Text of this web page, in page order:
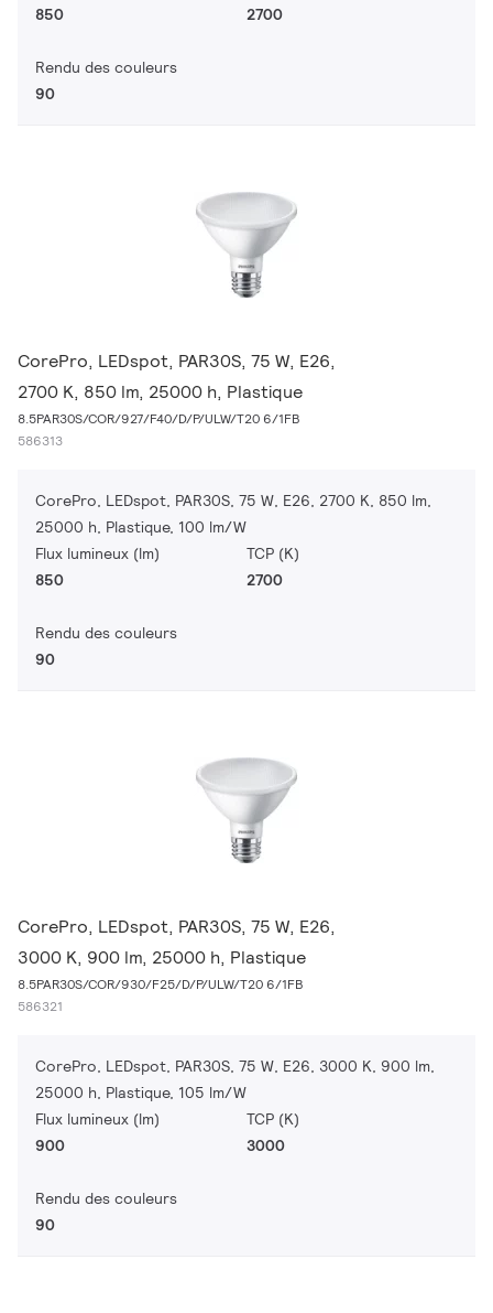
850
2700
Rendu des couleurs
90
CorePro, LEDspot, PAR30S, 75 W, E26,
2700 K, 850 lm, 25000 h, Plastique
8.5PAR30S/COR/927/F40/D/P/ULW/T20 6/1FB
586313
CorePro, LEDspot, PAR30S, 75 W, E26, 2700 K, 850 lm,
25000 h, Plastique, 100 lm/W
Flux lumineux (lm)
850
TCP (K)
2700
Rendu des couleurs
90
CorePro, LEDspot, PAR30S, 75 W, E26,
3000 K, 900 lm, 25000 h, Plastique
8.5PAR30S/COR/930/F25/D/P/ULW/T20 6/1FB
586321
CorePro, LEDspot, PAR30S, 75 W, E26, 3000 K, 900 lm,
25000 h, Plastique, 105 lm/W
Flux lumineux (lm)
900
TCP (K)
3000
Rendu des couleurs
90